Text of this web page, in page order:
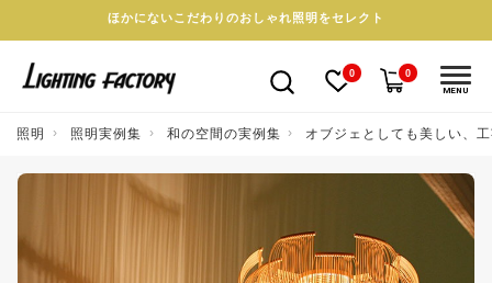
ほかにないこだわりのおしゃれ照明をセレクト
0 0
MENU
照明 照明実例集 和の空間の実例集 オブジェとしても美しい、